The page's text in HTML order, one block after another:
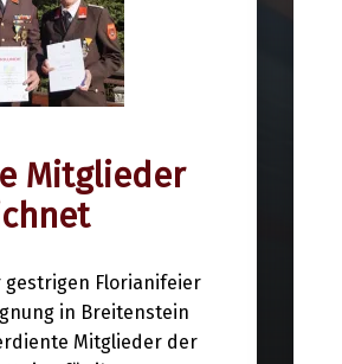
Mitglieder
gestrigen Florianifeier
in Breitenstein
Mitglieder der